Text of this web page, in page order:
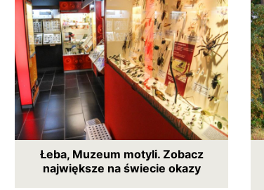
Łeba, Muzeum motyli. Zobacz
największe na świecie okazy